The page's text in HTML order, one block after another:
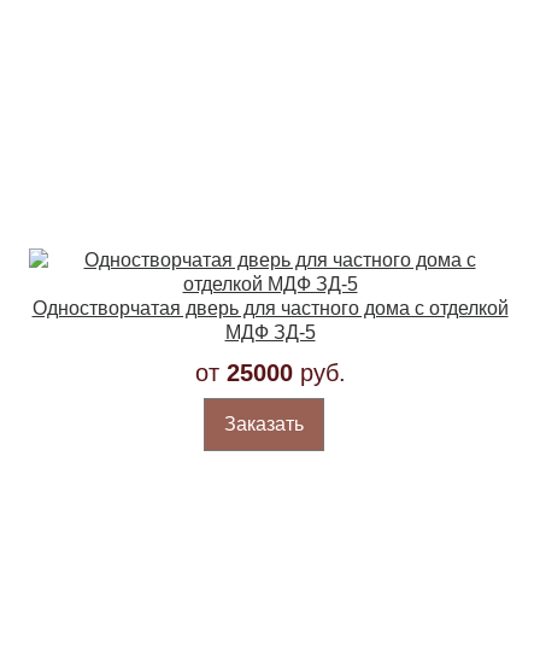
Одностворчатая дверь для частного дома с отделкой
МДФ ЗД-5
от 25000руб.
Заказать